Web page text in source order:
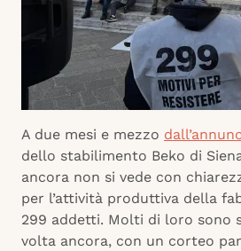
A due mesi e mezzo
dello stabilimento Beko di
ancora non si vede con
per l’attività produttiva della
299 addetti. Molti di loro sono
volta ancora, con un corteo